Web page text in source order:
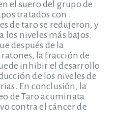
el suero del grupo de
tratados con
de taro se redujeron, y
los niveles más bajos.
después de la
la fracción de
inhibir el desarrollo
de los niveles de
En conclusión, la
de Taro acuminata
contra el cáncer de